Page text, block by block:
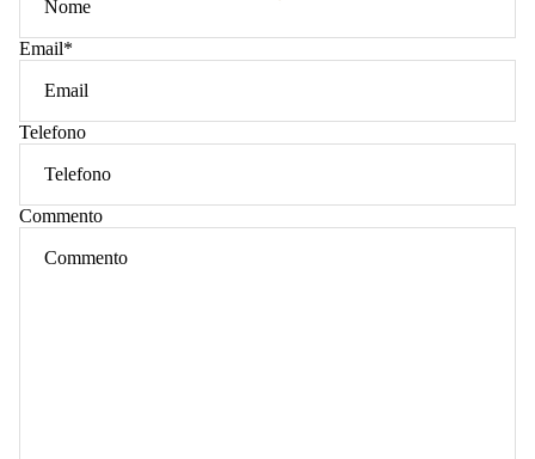
Email*
Telefono
Commento